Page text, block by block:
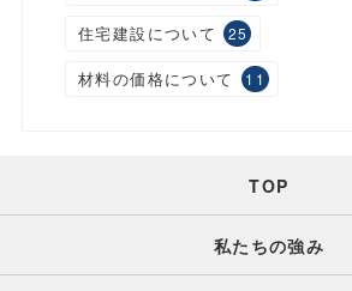
住宅建設について 25
材料の価格について 11
TOP
私たちの強み